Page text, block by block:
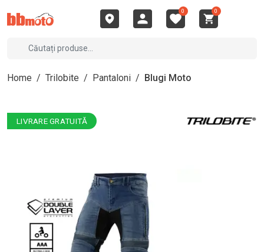
0 0
Home / Trilobite / Pantaloni / Blugi Moto
LIVRARE GRATUITĂ